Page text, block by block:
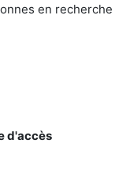
en
d'accès